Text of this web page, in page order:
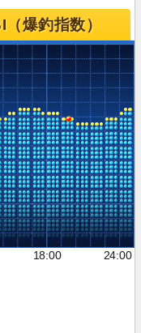
（爆釣指数）
18:00 24:00